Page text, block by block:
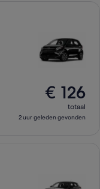
€ 126
totaal
2 uur geleden gevonden